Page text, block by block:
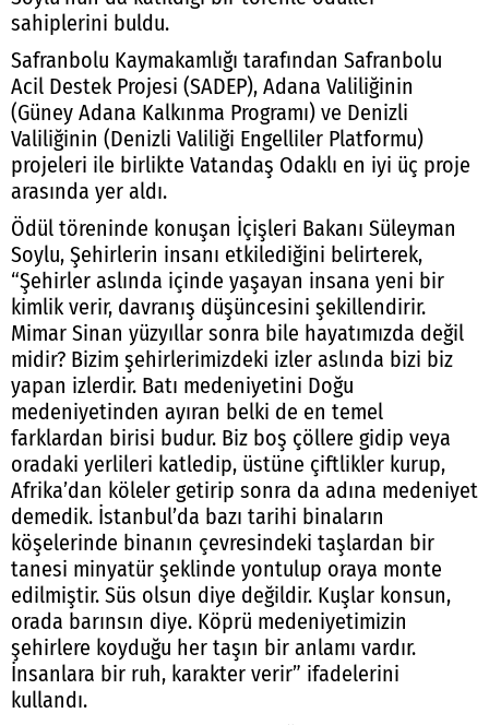
sahiplerini buldu.
Safranbolu Kaymakamlığı tarafından Safranbolu
Acil Destek Projesi (SADEP), Adana Valiliğinin
(Güney Adana Kalkınma Programı) ve Denizli
Valiliğinin (Denizli Valiliği Engelliler Platformu)
projeleri ile birlikte Vatandaş Odaklı en iyi üç proje
arasında yer aldı.
Ödül töreninde konuşan İçişleri Bakanı Süleyman
Soylu, Şehirlerin insanı etkilediğini belirterek,
“Şehirler aslında içinde yaşayan insana yeni bir
kimlik verir, davranış düşüncesini şekillendirir.
Mimar Sinan yüzyıllar sonra bile hayatımızda değil
midir? Bizim şehirlerimizdeki izler aslında bizi biz
yapan izlerdir. Batı medeniyetini Doğu
medeniyetinden ayıran belki de en temel
farklardan birisi budur. Biz boş çöllere gidip veya
oradaki yerlileri katledip, üstüne çiftlikler kurup,
Afrika’dan köleler getirip sonra da adına medeniyet
demedik. İstanbul’da bazı tarihi binaların
köşelerinde binanın çevresindeki taşlardan bir
tanesi minyatür şeklinde yontulup oraya monte
edilmiştir. Süs olsun diye değildir. Kuşlar konsun,
orada barınsın diye. Köprü medeniyetimizin
şehirlere koyduğu her taşın bir anlamı vardır.
İnsanlara bir ruh, karakter verir” ifadelerini
kullandı.